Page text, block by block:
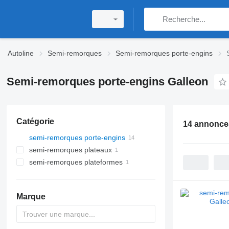
Autoline Semi-remorques Semi-remorques porte-engins
Semi-remorques porte-engins Galleon
Catégorie
semi-remorques porte-engins
semi-remorques plateaux
semi-remorques plateformes
Marque
14